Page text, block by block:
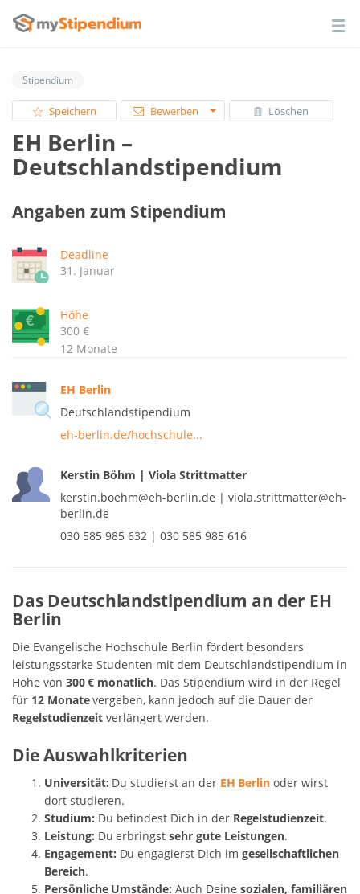
Stipendium
Speichern Bewerben Löschen
EH Berlin –
Deutschlandstipendium
Angaben zum Stipendium
Deadline
31. Januar
Höhe
300 €
12 Monate
EH Berlin
Deutschlandstipendium
eh-berlin.de/hochschule...
Kerstin Böhm | Viola Strittmatter
kerstin.boehm@eh-berlin.de | viola.strittmatter@eh-
berlin.de
030 585 985 632 | 030 585 985 616
Das Deutschlandstipendium an der EH
Berlin
Die Evangelische Hochschule Berlin fördert besonders
leistungsstarke Studenten mit dem Deutschlandstipendium in
Höhe von 300 € monatlich. Das Stipendium wird in der Regel
für 12 Monatevergeben, kann jedoch auf die Dauer der
Regelstudienzeit verlängert werden.
Die Auswahlkriterien
Universität: Du studierst an der EH Berlin oder wirst
dort studieren.
Studium: Du befindest Dich in der Regelstudienzeit.
Leistung: Du erbringstsehr gute Leistungen.
Engagement: Du engagierst Dich im gesellschaftlichen
Bereich.
Persönliche Umstände: Auch Deine sozialen, familiären